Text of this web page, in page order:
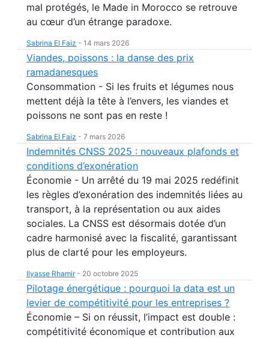
mal protégés, le Made in Morocco se retrouve
au cœur d’un étrange paradoxe.
Sabrina El Faiz - 14 mars 2026
Viandes, poissons : la danse des prix
ramadanesques
Consommation - Si les fruits et légumes nous
mettent déjà la tête à l’envers, les viandes et
poissons ne sont pas en reste !
Sabrina El Faiz - 7 mars 2026
Indemnités CNSS 2025 : nouveaux plafonds et
conditions d’exonération
Économie - Un arrêté du 19 mai 2025 redéfinit
les règles d’exonération des indemnités liées au
transport, à la représentation ou aux aides
sociales. La CNSS est désormais dotée d’un
cadre harmonisé avec la fiscalité, garantissant
plus de clarté pour les employeurs.
Ilyasse Rhamir- 20 octobre 2025
Pilotage énergétique : pourquoi la data est un
levier de compétitivité pour les entreprises ?
Économie – Si on réussit, l’impact est double :
compétitivité économique et contribution aux